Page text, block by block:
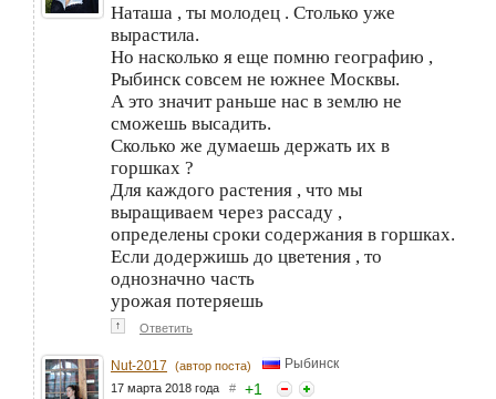
Наташа , ты молодец . Столько уже
вырастила.
Но насколько я еще помню географию ,
Рыбинск совсем не южнее Москвы.
А это значит раньше нас в землю не
сможешь высадить.
Сколько же думаешь держать их в
горшках ?
Для каждого растения , что мы
выращиваем через рассаду ,
определены сроки содержания в горшках.
Если додержишь до цветения , то
однозначно часть
урожая потеряешь
↑ Ответить
Nut-2017 (автор поста) Рыбинск
17 марта 2018 года # +1